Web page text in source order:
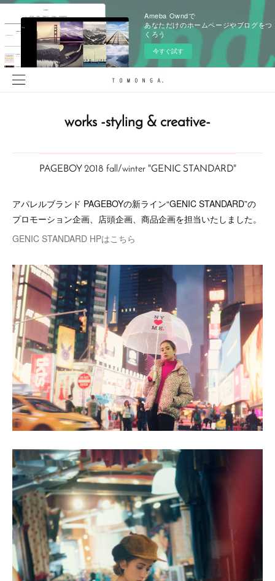
Ameba Owndで
あなただけのホームページやブログをつ
くろう
今すぐ試す
works -styling & creative-
PAGEBOY 2018 fall/winter "GENIC STANDARD"
アパレルブランド PAGEBOYの新ライン“GENIC STANDARD”の
プロモーション企画、店頭企画、商品企画を担当いたしました。
GENIC STANDARD HPはこちら